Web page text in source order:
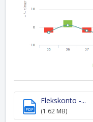
PDF
Flekskonto -...
(1.62 MB)